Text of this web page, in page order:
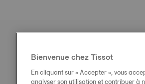
Bienvenue chez Tissot
En cliquant sur « Accepter », vous
analyser son utilisation et contribuer à